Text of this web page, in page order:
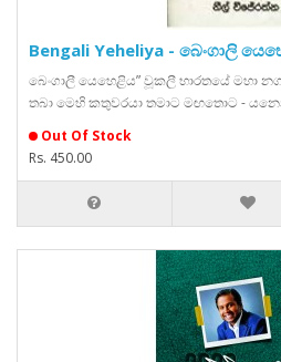
Bengali Yeheliya - බෙංගාලි
බෙංගාලී යෙහෙළිය” වූකලී භාරතයේ මහා
තබා මෙහි කතුවරයා තමාට මඟතොට -
Out Of Stock
Rs. 450.00